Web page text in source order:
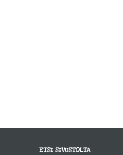
ETSI SIVUSTOLTA